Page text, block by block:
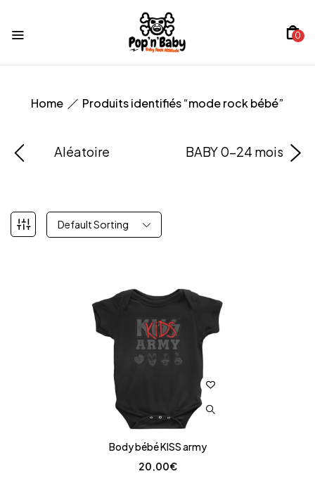
0
Home Produits identifiés “mode rock bébé”
Aléatoire BABY 0-24 mois
Default Sorting
Body bébé KISS army
20,00€